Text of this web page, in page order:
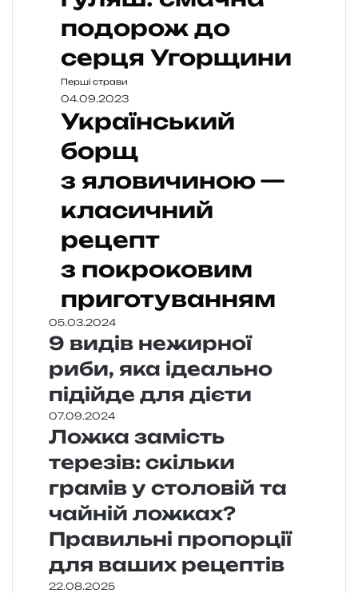
подорож до
серця Угорщини
Перші страви
04.09.2023
Український
борщ
з яловичиною —
класичний
рецепт
з покроковим
приготуванням
05.03.2024
9 видів нежирної
риби, яка ідеально
підійде для дієти
07.09.2024
Ложка замість
терезів: скільки
грамів у столовій та
чайній ложках?
Правильні пропорції
для ваших рецептів
22.08.2025